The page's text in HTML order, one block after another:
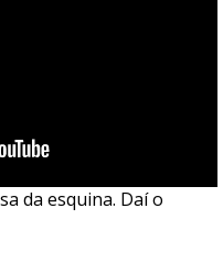
da esquina. Daí o